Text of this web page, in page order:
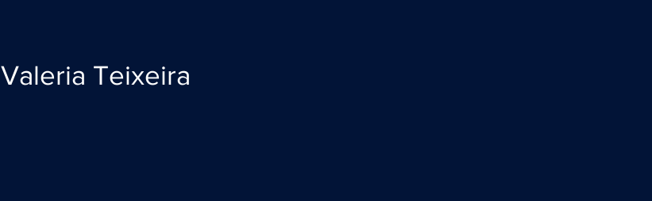
Valeria Teixeira